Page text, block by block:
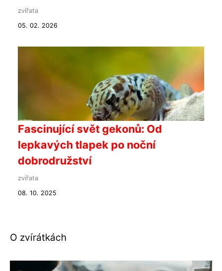
zvířata
05. 02. 2026
Fascinující svět gekonů: Od
lepkavých tlapek po noční
dobrodružství
zvířata
08. 10. 2025
O zvírátkách